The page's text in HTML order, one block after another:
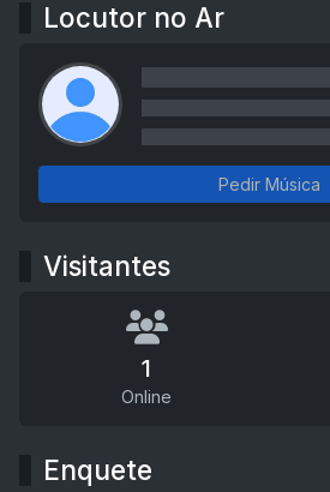
Locutor no Ar
Pedir Música
Visitantes
1
Online
Enquete